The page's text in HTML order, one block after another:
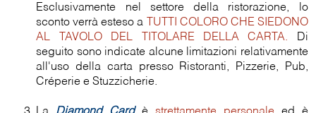
Esclusivamente nel settore della ristorazione, lo
sconto verrà esteso a
TUTTI COLORO CHE SIEDONO
AL TAVOLO DEL TITOLARE DELLA CARTA. Di
seguito sono indicate alcune limitazioni relativamente
all'uso della carta presso Ristoranti, Pizzerie, Pub,
Créperie e Stuzzicherie.